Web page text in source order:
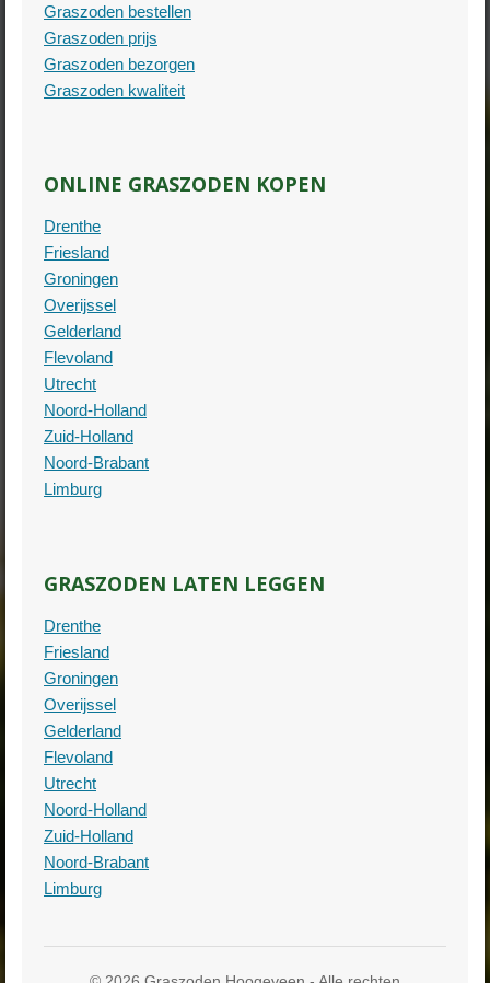
Graszoden bestellen
Graszoden prijs
Graszoden bezorgen
Graszoden kwaliteit
ONLINE GRASZODEN KOPEN
Drenthe
Friesland
Groningen
Overijssel
Gelderland
Flevoland
Utrecht
Noord-Holland
Zuid-Holland
Noord-Brabant
Limburg
GRASZODEN LATEN LEGGEN
Drenthe
Friesland
Groningen
Overijssel
Gelderland
Flevoland
Utrecht
Noord-Holland
Zuid-Holland
Noord-Brabant
Limburg